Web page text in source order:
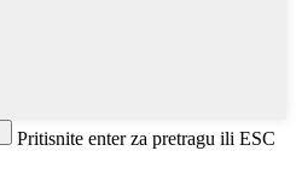
Pritisnite enter za pretragu ili ESC